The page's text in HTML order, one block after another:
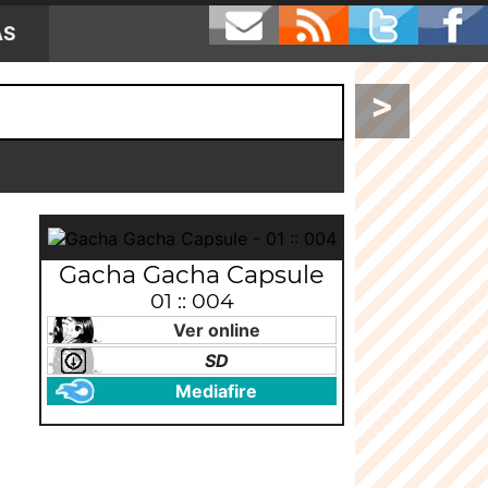
>
Gacha Gacha Capsule
01 :: 004
Ver online
SD
Mediafire